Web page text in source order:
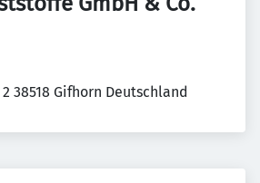
38518 Gifhorn Deutschland